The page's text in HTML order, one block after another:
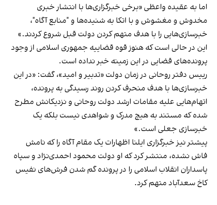
اما به عقیده واعظی «برخی خبرگزاری‌ها با انتشار خبری
مخدوش و مغشوش و با اتکا به شنیده‌ها و "منابع آگاه"،
خبرسازی‌هایی را با هدف متهم کردن دولت قبل شروع کردند.»
این در حالی است که هنوز قوه قضاییه جمهوری اسلامی از وجود
پرونده‌های قضایی در این زمینه خبر نداده است.
رییس دفتر روحانی در زمان دولت «تدبیر و امید»، گفت: «در این
خبرسازی‌ها با هدف منحرف کردن روند رسیدگی به پرونده،
اتهام‌هایی علیه مقامات ارشد دولت روحانی و نزدیکانش مطرح
شده که مستند به هیچ مدرک و شواهدی نیست بلکه یک
خبرسازی جعلی است.»
پیشتر نیز خبرگزاری ایلنا اظهارات یک مقام آگاه را که نامش
فاش نشده، منتشر کرد که او دولت محمود احمدی‌نژاد و سپاه
پاسداران انقلاب اسلامی را در پرونده گم شدن فرش‌های نفیس
کاخ سعدآباد متهم کرد.